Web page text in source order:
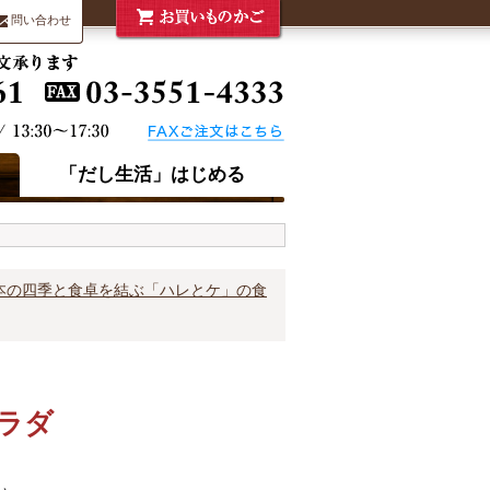
問い合わせ
「だし生活」はじめる
の四季と食卓を結ぶ「ハレとケ」の食
ダ